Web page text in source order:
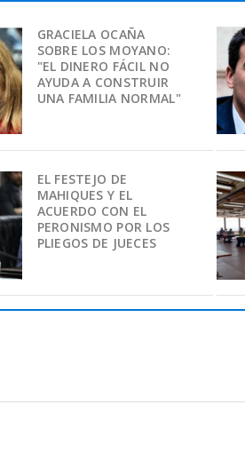
GRACIELA OCAÑA
SOBRE LOS MOYANO:
"EL DINERO FÁCIL NO
AYUDA A CONSTRUIR
UNA FAMILIA NORMAL"
EL FESTEJO DE
MAHIQUES Y EL
ACUERDO CON EL
PERONISMO POR LOS
PLIEGOS DE JUECES